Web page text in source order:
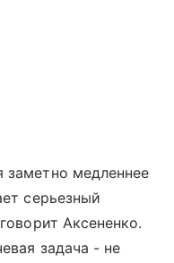
заметно медленнее
серьезный
Аксененко.
задача - не